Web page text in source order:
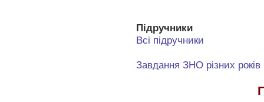
Підручники
Всі підручники
Завдання ЗНО різних років